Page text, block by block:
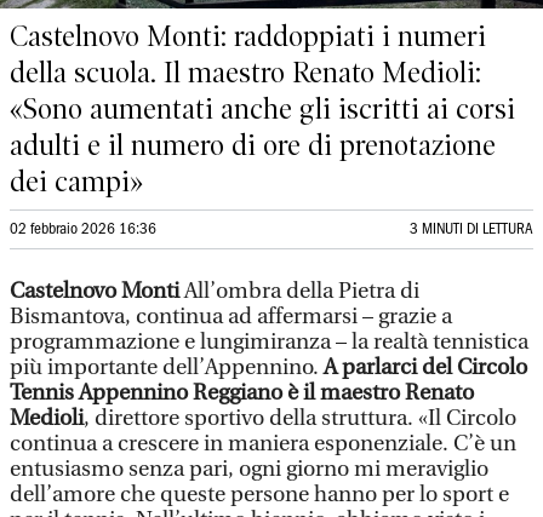
Castelnovo Monti: raddoppiati i numeri
della scuola. Il maestro Renato Medioli:
«Sono aumentati anche gli iscritti ai corsi
adulti e il numero di ore di prenotazione
dei campi»
02 febbraio 2026 16:36 3 MINUTI DI LETTURA
Castelnovo MontiAll’ombra della Pietra di
Bismantova, continua ad affermarsi – grazie a
programmazione e lungimiranza – la realtà tennistica
più importante dell’Appennino.A parlarci del Circolo
Tennis Appennino Reggiano è il maestro Renato
Medioli, direttore sportivo della struttura. «Il Circolo
continua a crescere in maniera esponenziale. C’è un
entusiasmo senza pari, ogni giorno mi meraviglio
dell’amore che queste persone hanno per lo sport e